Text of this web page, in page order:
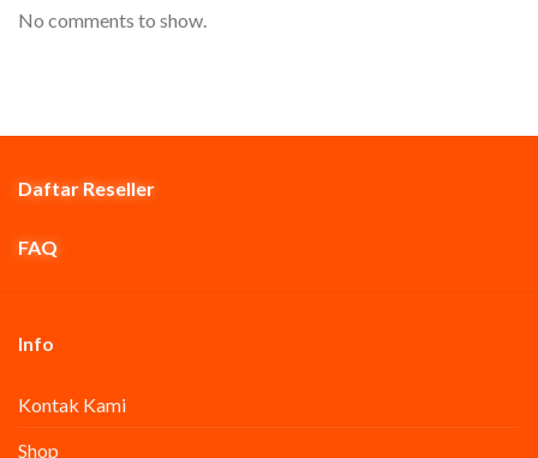
No comments to show.
Daftar Reseller
FAQ
Info
Kontak Kami
Shop